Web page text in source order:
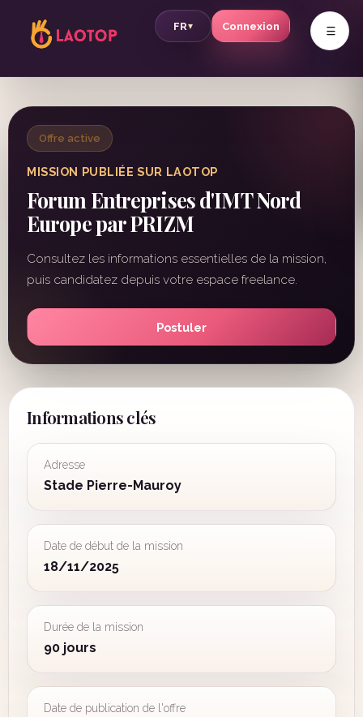
FR▾ Connexion v
Offre active
MISSION PUBLIÉE SUR LAOTOP
Forum Entreprises d'IMT Nord
Europe par PRIZM
Consultez les informations essentielles de la mission,
puis candidatez depuis votre espace freelance.
Postuler
Informations clés
Adresse
Stade Pierre-Mauroy
Date de début de la mission
18/11/2025
Durée de la mission
90 jours
Date de publication de l'offre